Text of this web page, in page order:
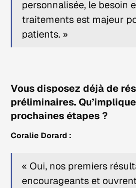
personnalisée, le besoin
traitements est majeur
patients. »
Vous disposez déjà de
préliminaires.
prochaines étapes ?
Coralie Dorard :
« Oui, nos premiers
encourageants et